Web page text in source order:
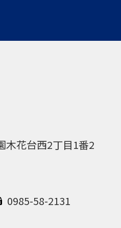
木花台西2丁目1番2
0985-58-2131